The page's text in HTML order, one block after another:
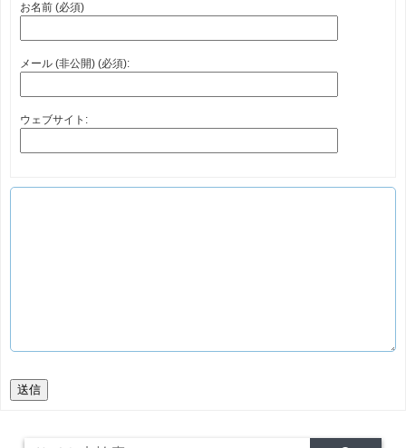
お名前 (必須)
メール (非公開) (必須):
ウェブサイト:
送信